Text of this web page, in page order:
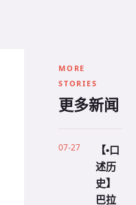
MORE
STORIES
更多新闻
07-27
【•口
述历
史】
巴拉